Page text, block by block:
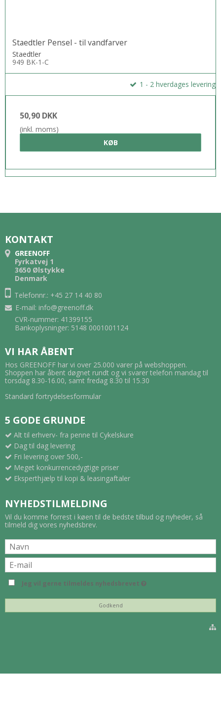
Staedtler Pensel - til vandfarver
Staedtler
949 BK-1-C
1 - 2 hverdages levering
50,90 DKK
(inkl. moms)
KØB
KONTAKT
GREENOFF
Fyrkatvej 1
3650 Ølstykke
Denmark
Telefonnr.: +45 27 14 40 80
E-mail: info@greenoff.dk
CVR-nummer: 41399155
Bankoplysninger: 5148 0001001124
VI HAR ÅBENT
Hos GREENOFF har vi over 25.000 varer på webshoppen.
Shoppen har åbent døgnet rundt og vi svarer telefon mandag til
torsdag 8.30-16.00, samt fredag 8.30 til 15.30
Standard fortrydelsesformular
5 GODE GRUNDE
Alt til erhverv- fra penne til Cykelskure
Dag til dag levering
Fri levering over 500,-
Meget konkurrencedygtige priser
Eksperthjælp til kopi & leasingaftaler
NYHEDSTILMELDING
Vil du komme forrest i køen til de bedste tilbud og nyheder, så
tilmeld dig vores nyhedsbrev.
Jeg vil gerne tilmeldes nyhedsbrevet
Godkend